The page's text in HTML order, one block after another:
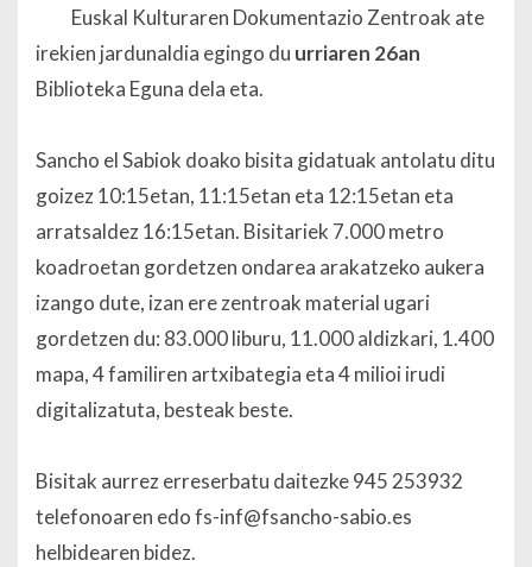
Euskal Kulturaren Dokumentazio Zentroak ate
irekien jardunaldia egingo du urriaren 26an
Biblioteka Eguna dela eta.
Sancho el Sabiok doako bisita gidatuak antolatu ditu
goizez 10:15etan, 11:15etan eta 12:15etan eta
arratsaldez 16:15etan. Bisitariek 7.000 metro
koadroetan gordetzen ondarea arakatzeko aukera
izango dute, izan ere zentroak material ugari
gordetzen du: 83.000 liburu, 11.000 aldizkari, 1.400
mapa, 4 familiren artxibategia eta 4 milioi irudi
digitalizatuta, besteak beste.
Bisitak aurrez erreserbatu daitezke 945 253932
telefonoaren edo fs-inf@fsancho-sabio.es
helbidearen bidez.